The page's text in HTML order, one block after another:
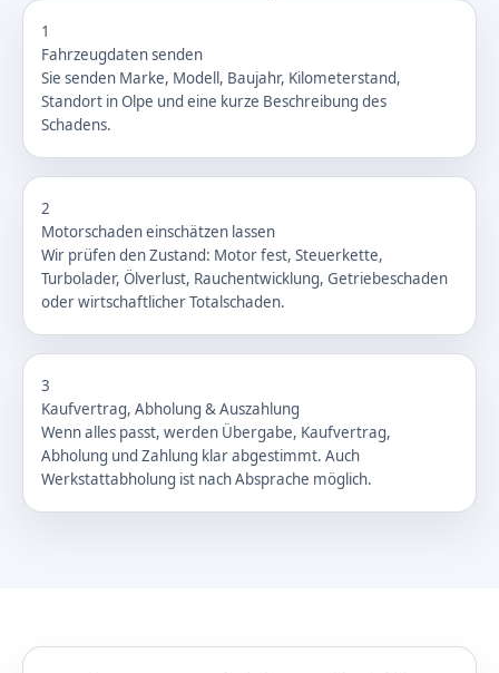
1
Fahrzeugdaten senden
Sie senden Marke, Modell, Baujahr, Kilometerstand,
Standort in Olpe und eine kurze Beschreibung des
Schadens.
2
Motorschaden einschätzen lassen
Wir prüfen den Zustand: Motor fest, Steuerkette,
Turbolader, Ölverlust, Rauchentwicklung, Getriebeschaden
oder wirtschaftlicher Totalschaden.
3
Kaufvertrag, Abholung & Auszahlung
Wenn alles passt, werden Übergabe, Kaufvertrag,
Abholung und Zahlung klar abgestimmt. Auch
Werkstattabholung ist nach Absprache möglich.